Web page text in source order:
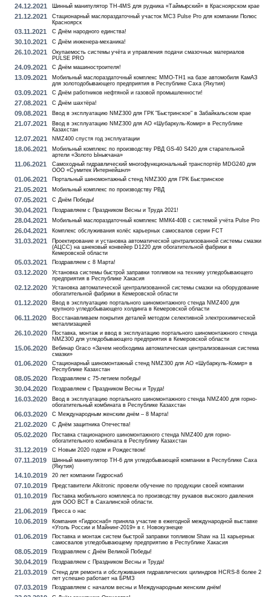
24.12.2021 Шинный манипулятор TH-4MS для рудника «Таймырский» в Красноярском крае
21.12.2021
Стационарный маслораздаточный участок MC3 Pulse Pro для компании Полюс
Красноярск
03.11.2021 С Днём народного единства!
30.10.2021 С Днём инженера-механика!
26.10.2021
Окупаемость системы учёта и управления подачи смазочных материалов
PULSE PRO
24.09.2021 С Днём машиностроителя!
13.09.2021
Мобильный маслораздаточный комплекс MMO-TH1 на базе автомобиля КамАЗ
для золотодобывающего предприятия в Республике Саха (Якутия)
03.09.2021 С Днём работников нефтяной и газовой промышленности!
27.08.2021 С Днём шахтёра!
09.08.2021 Ввод в эксплуатацию NMZ300 для ГРК "Быстринское" в Забайкальском крае
21.07.2021
Ввод в эксплуатацию NMZ300 для АО «Шубаркуль-Комир» в Республике
Казахстан
12.07.2021 NMZ400 спустя год эксплуатации
18.06.2021
Мобильный комплекс по производству РВД GS-40 S420 для старательной
артели «Золото Ыныкчана»
11.06.2021
Самоходный гидравлический многофункциональный транспортёр MDG240 для
ООО «Сумитек Интернейшнл»
01.06.2021 Портальный шиномонтажный стенд NMZ300 для ГРК Быстринское
21.05.2021 Мобильный комплекс по производству РВД
07.05.2021 С Днём Победы!
30.04.2021 Поздравляем с Праздником Весны и Труда 2021!
28.04.2021 Мобильный маслораздаточный комплекс ММК4-40В с системой учёта Pulse Pro
26.04.2021 Комплекс обслуживания колёс карьерных самосвалов серии FCT
31.03.2021
Проектирование и установка автоматической централизованной системы смазки
(АЦСС) на шнековый конвейер D1220 для обогатительной фабрики в
Кемеровской области
05.03.2021 Поздравляем с 8 Марта!
03.12.2020
Установка системы быстрой заправки топливом на технику угледобывающего
предприятия в Республике Хакасия
02.12.2020
Установка автоматической централизованной системы смазки на оборудование
обогатительной фабрики в Кемеровской области
01.12.2020
Ввод в эксплуатацию портального шиномонтажного стенда NMZ400 для
крупного угледобывающего холдинга в Кемеровской области
06.11.2020
Восстанавливаем покрытия деталей методом селективной электрохимической
металлизацией
26.10.2020
Поставка, монтаж и ввод в эксплуатацию портального шиномонтажного стенда
NMZ300 для угледобывающего предприятия в Кемеровской области
15.06.2020
Вебинар Graco «Зачем необходима автоматическая централизованная система
смазки»
01.06.2020
Стационарный шиномонтажный стенд NMZ300 для АО «Шубаркуль-Комир» в
Республике Казахстан
08.05.2020 Поздравляем с 75-летием победы!
30.04.2020 Поздравляем с Праздником Весны и Труда!
16.03.2020
Ввод в эксплуатацию портального шиномонтажного стенда NMZ400 для горно-
обогатительный комбината в Республике Казахстан
06.03.2020 С Международным женским днём – 8 Марта!
21.02.2020 С Днём защитника Отечества!
05.02.2020
Поставка стационарного шиномонтажного стенда NMZ400 для горно-
обогатительного комбината в Республику Казахстан
31.12.2019 С Новым 2020 годом и Рождеством!
07.11.2019
Шинный манипулятор TH-6 для угледобывающей компании в Республике Саха
(Якутия)
14.10.2019 20 лет компании Гидроснаб
07.10.2019 Представители Alkitronic провели обучение по продукции своей компании
01.10.2019
Поставка мобильного комплекса по производству рукавов высокого давления
для ООО ВСТ в Сахалинской области.
21.06.2019 Пресса о нас
10.06.2019
Компания «Гидроснаб» приняла участие в ежегодной международной выставке
«Уголь России и Майнинг-2019» в г. Новокузнецке
01.06.2019
Поставка и монтаж систем быстрой заправки топливом Shaw на 11 карьерных
самосвалов угледобывающему предприятию в Республике Хакасия
08.05.2019 Поздравляем с Днём Великой Победы!
30.04.2019 Поздравляем с Праздником Весны и Труда!
21.03.2019
Стенд для ремонта и обслуживания гидравлических цилиндров HCRS-8 более 2
лет успешно работает на БРМЗ
07.03.2019 Поздравляем с началом весны и Международным женским днём!